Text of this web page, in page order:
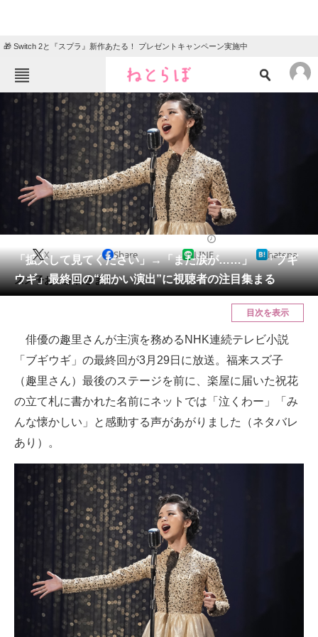
🎁 Switch 2と『スプラ』新作あたる！ プレゼントキャンペーン実施中
ねとらぼメニュー
ニュース
エンタメ クイズ
地域
住まい 教育・育児
動物 リサーチ
会員記事
メディア
ITの今と未来を見通す
スマホと通信の最新トレンド
進化するPCとデバイスの未来
好きが集まる 比べて選べる
ビジネスと働き方のヒント
AI活用のいまが分かる
企業ITのトレンドを詳説
経営リーダーのコミュニティ
マーケ×ITの今がよく分かる
ITエンジニア向け専門サイト
「拡大して見てください」→「また涙が……」 「ブギ
ウギ」最終回の“細かい演出”に視聴者の注目集まる
X Share LINE hatena
スズ子おつかれさま！
目次を表示
俳優の趣里さんが主演を務めるNHK連続テレビ小説
「ブギウギ」の最終回が3月29日に放送。福来スズ子
（趣里さん）最後のステージを前に、楽屋に届いた祝花
の立て札に書かれた名前にネットでは「泣くわー」「み
んな懐かしい」と感動する声があがりました（ネタバレ
あり）。